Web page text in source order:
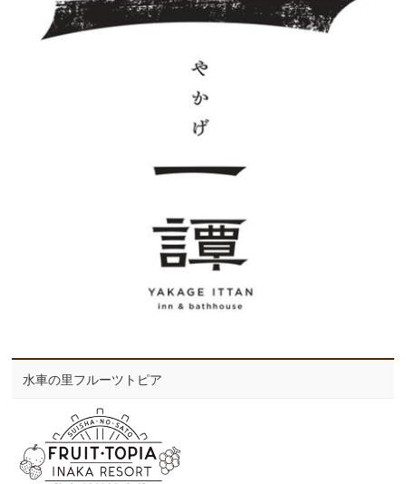
水車の里フルーツトピア